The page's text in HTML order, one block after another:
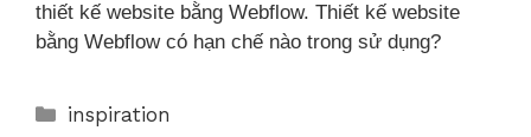
thiết kế website bằng Webflow. Thiết kế website
bằng Webflow có hạn chế nào trong sử dụng?
inspiration